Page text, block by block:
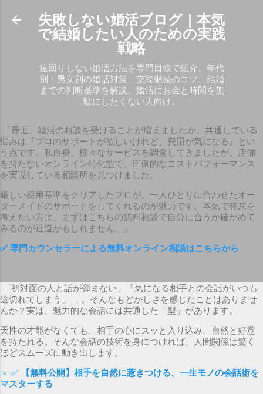
スキップしてメイン コンテンツに移動
失敗しない婚活ブログ｜本気
で結婚したい人のための実践
戦略
遠回りしない婚活方法を専門目線で紹介。年代
別・男女別の婚活対策、交際継続のコツ、結婚
までの判断基準を解説。婚活にお金と時間を無
駄にしたくない人向け。
「最近、婚活の相談を受けることが増えましたが、共通している
悩みは『プロのサポートが欲しいけれど、費用が気になる』とい
う点です。私自身、様々なサービスを調査してきましたが、店舗
を持たないオンライン特化型で、圧倒的なコストパフォーマンス
を実現している相談所を見つけました。
厳しい採用基準をクリアしたプロが、一人ひとりに合わせたオー
ダーメイドのサポートをしてくれるのが魅力です。本気で将来を
考えたい方は、まずはこちらの無料相談で自分に合うか確かめて
みるのが近道かもしれません。」
✅ 専門カウンセラーによる無料オンライン相談はこちらから
「初対面の人と話が弾まない」「気になる相手との会話がいつも
途切れてしまう」……。そんなもどかしさを感じたことはありませ
んか？実は、魅力的な会話には共通した「型」があります。
天性の才能がなくても、相手の心にスッと入り込み、自然と好意
を持たれる。そんな会話の技術を身につければ、人間関係は驚く
ほどスムーズに動き出します。
＞ ✅
【無料公開】相手を自然に惹きつける、一生モノの会話術を
マスターする